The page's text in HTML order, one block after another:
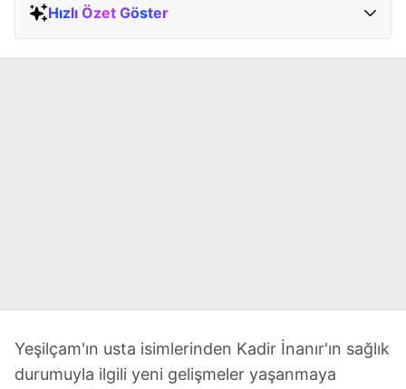
Hızlı Özet Göster
Yeşilçam'ın usta isimlerinden Kadir İnanır'ın sağlık
durumuyla ilgili yeni gelişmeler yaşanmaya